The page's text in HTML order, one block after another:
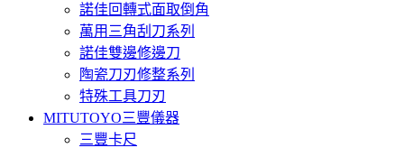
諾佳回轉式面取倒角
萬用三角刮刀系列
諾佳雙邊修邊刀
陶瓷刀刃修整系列
特殊工具刀刃
MITUTOYO三豐儀器
三豐卡尺